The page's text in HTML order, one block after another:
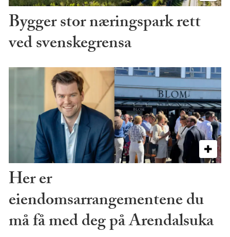
Bygger stor næringspark rett
ved svenskegrensa
Her er
eiendomsarrangementene du
må få med deg på Arendalsuka